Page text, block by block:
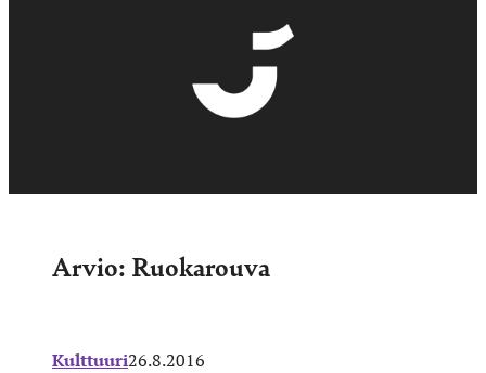
Arvio: Ruokarouva
Kulttuuri26.8.2016